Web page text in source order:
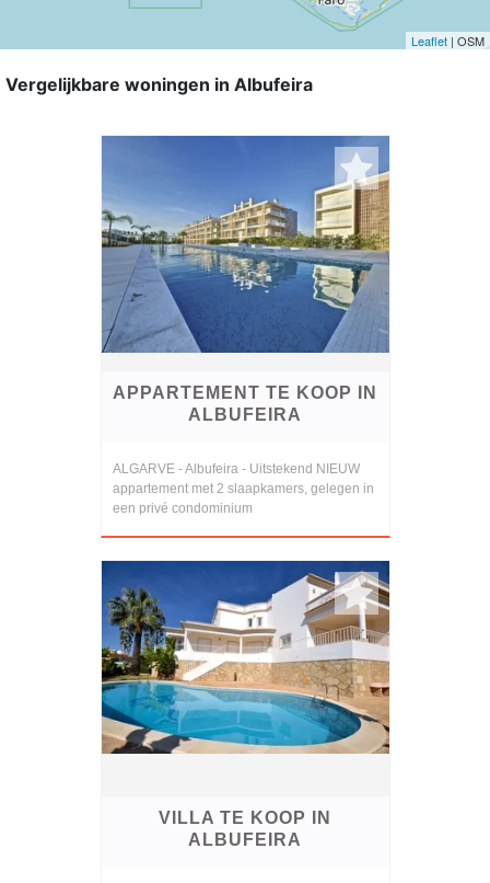
Leaflet | OSM
Vergelijkbare woningen in Albufeira
APPARTEMENT TE KOOP IN
ALBUFEIRA
ALGARVE - Albufeira - Uitstekend NIEUW
appartement met 2 slaapkamers, gelegen in
een privé condominium
VILLA TE KOOP IN
ALBUFEIRA